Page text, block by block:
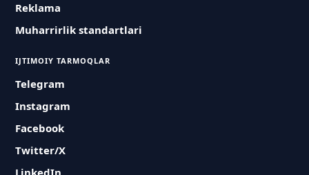
Reklama
Muharrirlik standartlari
IJTIMOIY TARMOQLAR
Telegram
Instagram
Facebook
Twitter/X
LinkedIn